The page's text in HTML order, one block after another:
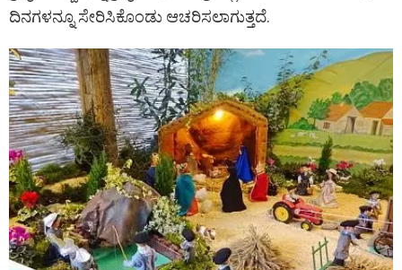
ದಿನಗಳನ್ನೂ ಸೇರಿಸಿಕೊಂಡು ಆಚರಿಸಲಾಗುತ್ತದೆ.